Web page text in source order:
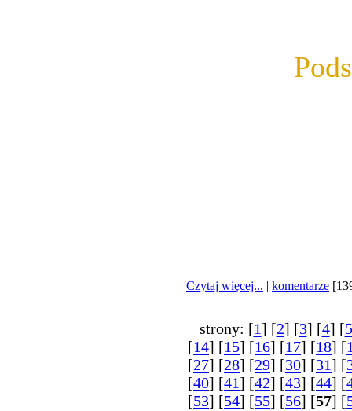
Czytaj więcej... | komentarze
strony: [1] [2] [3] [4] [5
[14] [15] [16] [17] [18] [
[27] [28] [29] [30] [31] [
[40] [41] [42] [43] [44] [
[53] [54] [55] [56] [57] [